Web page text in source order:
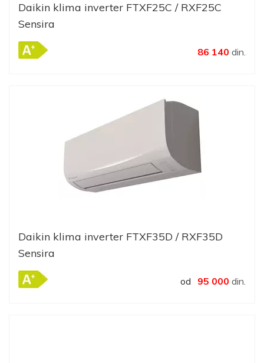
Daikin klima inverter FTXF25C / RXF25C
Sensira
86 140 din.
Daikin klima inverter FTXF35D / RXF35D
Sensira
od 95 000 din.